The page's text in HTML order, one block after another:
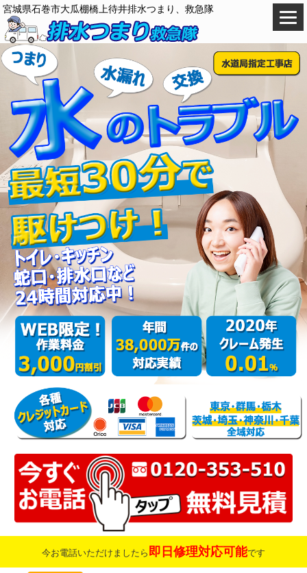
宮城県石巻市大瓜棚橋上待井排水つまり、救急隊
今お電話いただけましたら 即日修理対応可能です